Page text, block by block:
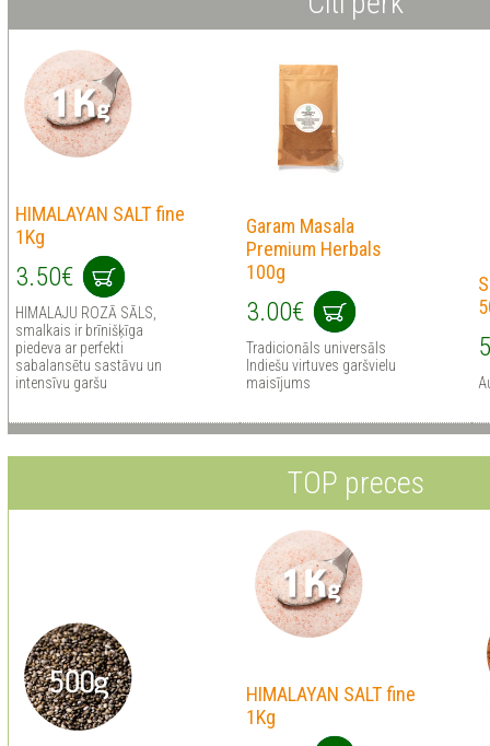
HIMALAYAN SALT fine
1Kg
3.50€
HIMALAJU ROZĀ SĀLS,
smalkais ir brīnišķīga
piedeva ar perfekti
sabalansētu sastāvu un
intensīvu garšu
Garam Masala
Premium Herbals
100g
3.00€
Tradicionāls universāls
Indiešu virtuves garšvielu
maisījums
TOP preces
HIMALAYAN SALT fine
1Kg